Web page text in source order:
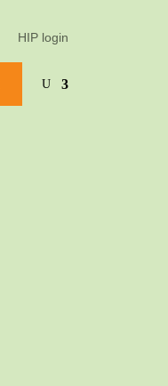
HIP login
U